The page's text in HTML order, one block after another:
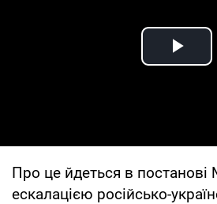
Про це йдеться в постанові
ескалацією російсько-